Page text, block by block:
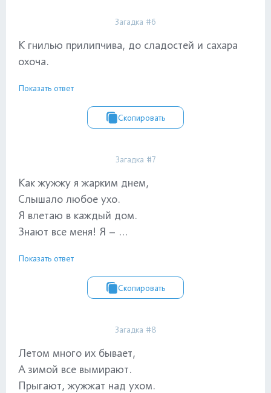
Загадка #6
К гнилью прилипчива, до сладостей и сахара
охоча.
Показать ответ
Скопировать
Загадка #7
Как жужжу я жарким днем,
Слышало любое ухо.
Я влетаю в каждый дом.
Знают все меня! Я – ...
Показать ответ
Скопировать
Загадка #8
Летом много их бывает,
А зимой все вымирают.
Прыгают, жужжат над ухом.